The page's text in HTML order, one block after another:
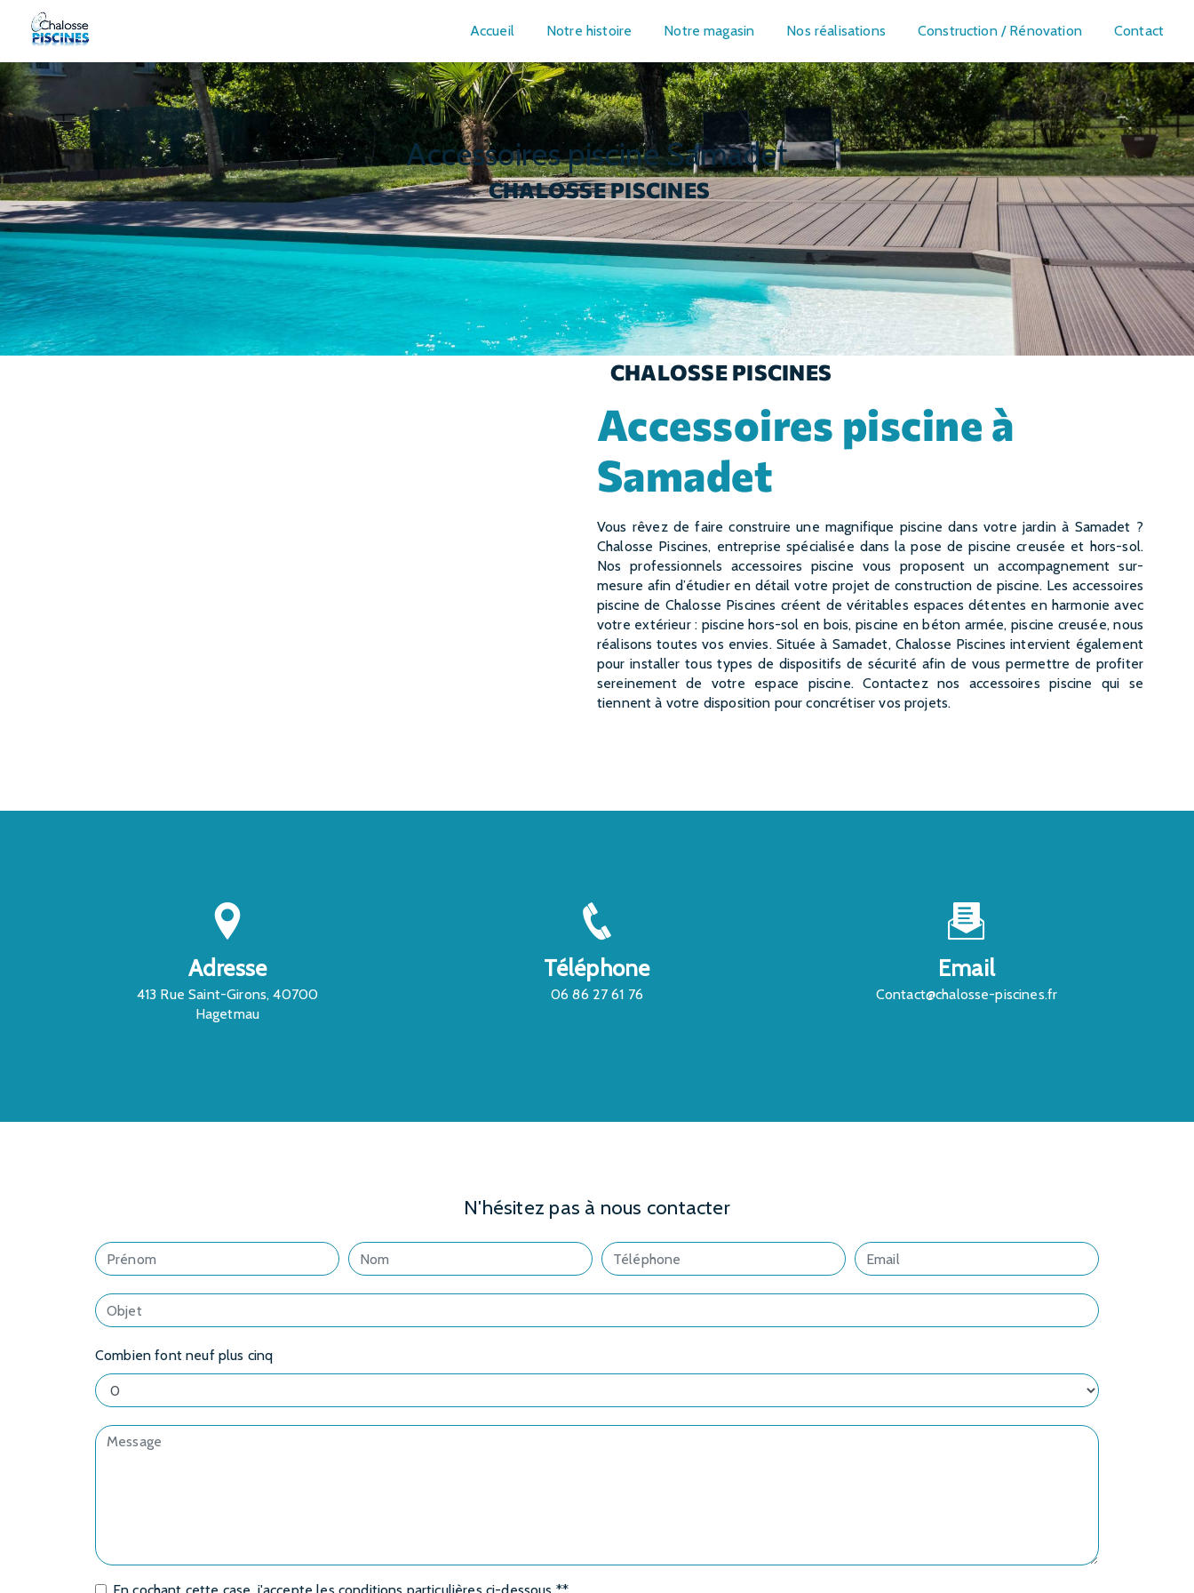
Accueil Notre histoire Notre magasin Nos réalisations Construction / Rénovation Contact
accessoires piscine Samadet
CHALOSSE PISCINES
CHALOSSE PISCINES
accessoires piscine à
Samadet
Vous rêvez de faire construire une magnifique piscine dans votre jardin à Samadet ?
Chalosse Piscines, entreprise spécialisée dans la pose de piscine creusée et hors-sol.
Nos professionnels accessoires piscine vous proposent un accompagnement sur-
mesure afin d’étudier en détail votre projet de construction de piscine. Les accessoires
piscine de Chalosse Piscines créent de véritables espaces détentes en harmonie avec
votre extérieur : piscine hors-sol en bois, piscine en béton armée, piscine creusée, nous
réalisons toutes vos envies. Située à Samadet, Chalosse Piscines intervient également
pour installer tous types de dispositifs de sécurité afin de vous permettre de profiter
sereinement de votre espace piscine. Contactez nos accessoires piscine qui se
tiennent à votre disposition pour concrétiser vos projets.
Adresse
413 Rue Saint-Girons, 40700
Hagetmau
Téléphone
06 86 27 61 76
Email
contact@chalosse-piscines.fr
N'hésitez pas à nous contacter
Combien font neuf plus cinq
Panneau de gestion des cookies